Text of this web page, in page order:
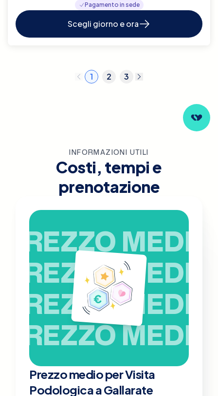
Pagamento in sede
Scegli giorno e ora
1 2 3
INFORMAZIONI UTILI
Costi, tempi e
prenotazione
PREZZO MEDIO
PREZZO MEDIO
PREZZO MEDIO
PREZZO MEDIO
Prezzo medio per Visita
Podologica a Gallarate